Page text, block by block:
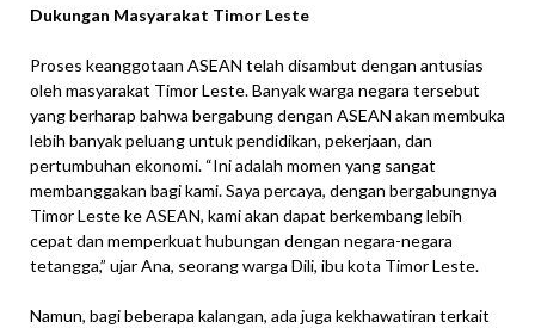
Dukungan Masyarakat Timor Leste
Proses keanggotaan ASEAN telah disambut dengan antusias
oleh masyarakat Timor Leste. Banyak warga negara tersebut
yang berharap bahwa bergabung dengan ASEAN akan membuka
lebih banyak peluang untuk pendidikan, pekerjaan, dan
pertumbuhan ekonomi. “Ini adalah momen yang sangat
membanggakan bagi kami. Saya percaya, dengan bergabungnya
Timor Leste ke ASEAN, kami akan dapat berkembang lebih
cepat dan memperkuat hubungan dengan negara-negara
tetangga,” ujar Ana, seorang warga Dili, ibu kota Timor Leste.
Namun, bagi beberapa kalangan, ada juga kekhawatiran terkait